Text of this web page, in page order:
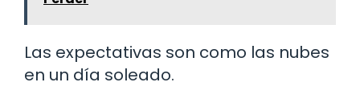
Las expectativas son como las nubes
en un día soleado.